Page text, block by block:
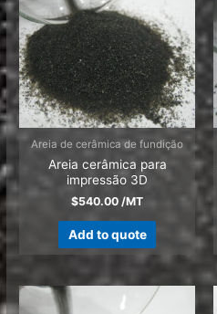
Areia de cerâmica de fundição
Areia cerâmica para
impressão 3D
$540.00 /MT
Add to quote